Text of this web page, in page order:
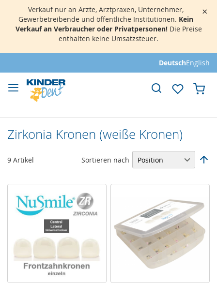
×
Verkauf nur an Ärzte, Arztpraxen, Unternehmer,
Gewerbetreibende und öffentliche Institutionen. Kein
Verkauf an Verbraucher oder Privatpersonen!Die Preise
enthalten keine Umsatzsteuer.
zum
DeutschEnglish
Zirkonia Kronen (weiße Kronen)
9 Artikel
Sortieren nach